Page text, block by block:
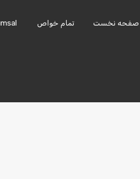
صفحه نخست تمام خواص